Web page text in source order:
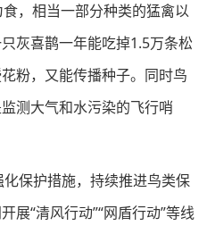
，相当一部分种类的猛禽以
灰喜鹊一年能吃掉1.5万条松
粉，又能传播种子。同时鸟
测大气和水污染的飞行哨
保护措施，持续推进鸟类保
展“清风行动”“网盾行动”等线